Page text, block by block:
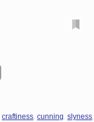
craftiness, cunning, slyness,